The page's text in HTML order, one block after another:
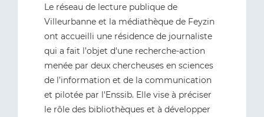
Le réseau de lecture publique de
Villeurbanne et la médiathèque de Feyzin
ont accueilli une résidence de journaliste
qui a fait l’objet d'une recherche-action
menée par deux chercheuses en sciences
de l’information et de la communication
et pilotée par l'Enssib. Elle vise à préciser
le rôle des bibliothèques et à développer